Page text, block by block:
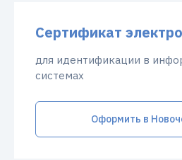
Сертификат
для идентификации в
системах
Оформить в